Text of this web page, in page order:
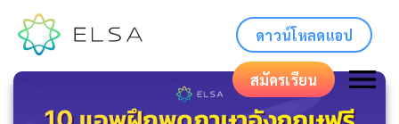
ดาวน์โหลดแอป
สมัครเรียน